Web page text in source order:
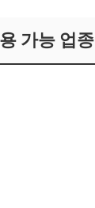
가능 업종